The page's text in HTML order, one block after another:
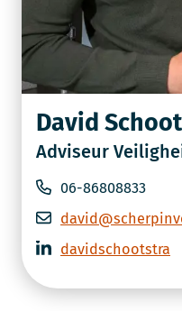
David
Adviseur
06-86808833
davidschootstra